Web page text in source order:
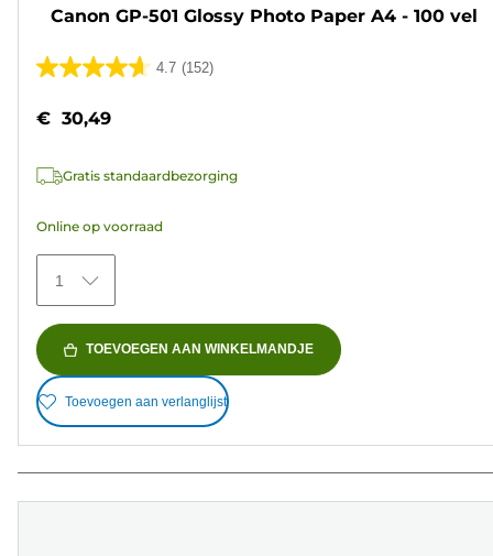
Canon GP-501 Glossy Photo Paper A4 - 100 vel
4.7 (152)
4.7
de
sterren.
beoordelingen
€ 30,49
Gratis standaardbezorging
Online op voorraad
1
TOEVOEGEN AAN WINKELMANDJE
Toevoegen aan verlanglijst